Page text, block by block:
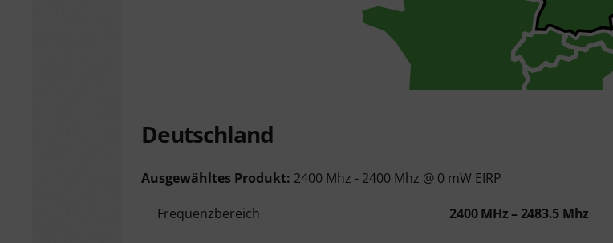
Deutschland
Ausgewähltes Produkt: 2400 Mhz - 2400 Mhz @ 0 mW EIRP
Frequenzbereich
2400 MHz – 2483.5 Mhz